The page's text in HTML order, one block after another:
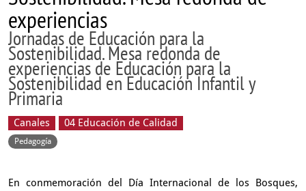
experiencias
Jornadas de Educación para la
Sostenibilidad. Mesa redonda de
experiencias de Educación para la
Sostenibilidad en Educación Infantil y
Primaria
Canales 04 Educación de Calidad
Pedagogía
En conmemoración del Día Internacional de los Bosques,